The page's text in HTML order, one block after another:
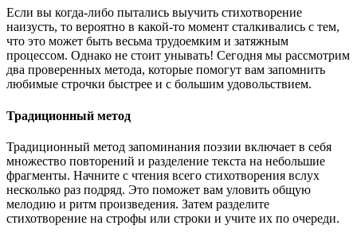
Если вы когда-либо пытались выучить стихотворение
наизусть, то вероятно в какой-то момент сталкивались с тем,
что это может быть весьма трудоемким и затяжным
процессом. Однако не стоит унывать! Сегодня мы рассмотрим
два проверенных метода, которые помогут вам запомнить
любимые строчки быстрее и с большим удовольствием.
Традиционный метод
Традиционный метод запоминания поэзии включает в себя
множество повторений и разделение текста на небольшие
фрагменты. Начните с чтения всего стихотворения вслух
несколько раз подряд. Это поможет вам уловить общую
мелодию и ритм произведения. Затем разделите
стихотворение на строфы или строки и учите их по очереди.